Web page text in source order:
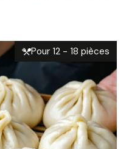
Pour 12 - 18 pièces